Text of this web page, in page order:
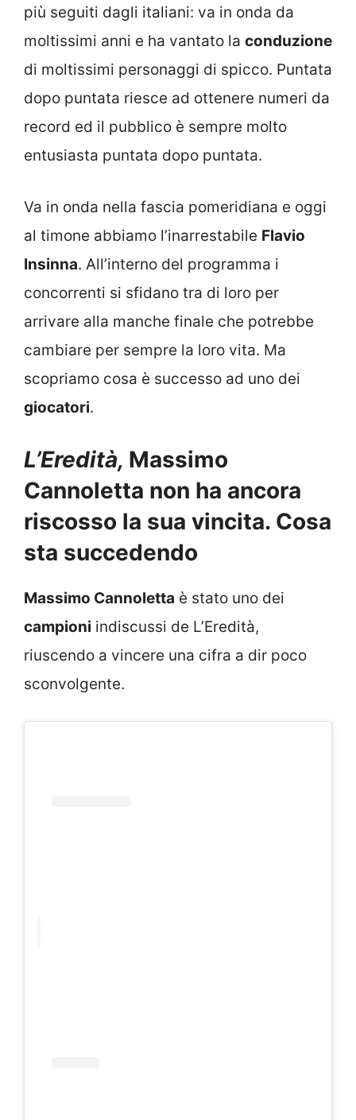
più seguiti dagli italiani: va in onda da
moltissimi anni e ha vantato la conduzione
di moltissimi personaggi di spicco. Puntata
dopo puntata riesce ad ottenere numeri da
record ed il pubblico è sempre molto
entusiasta puntata dopo puntata.
Va in onda nella fascia pomeridiana e oggi
al timone abbiamo l’inarrestabile Flavio
Insinna. All’interno del programma i
concorrenti si sfidano tra di loro per
arrivare alla manche finale che potrebbe
cambiare per sempre la loro vita. Ma
scopriamo cosa è successo ad uno dei
giocatori.
L’Eredità, Massimo
Cannoletta non ha ancora
riscosso la sua vincita. Cosa
sta succedendo
Massimo Cannoletta è stato uno dei
campioni indiscussi de L’Eredità,
riuscendo a vincere una cifra a dir poco
sconvolgente.